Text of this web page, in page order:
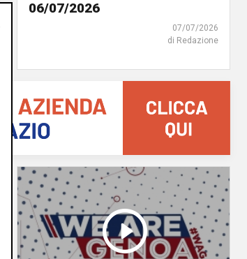
06/07/2026
07/07/2026
di Redazione